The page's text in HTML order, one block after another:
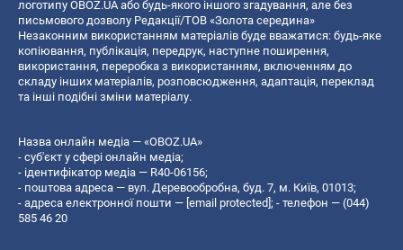
логотипу OBOZ.UA або будь-якого іншого згадування, але без
письмового дозволу Редакції/ТОВ «Золота середина»
Незаконним використанням матеріалів буде вважатися: будь-яке
копiювання, публiкацiя, передрук, наступне поширення,
використання, переробка з використанням, включенням до
складу інших матеріалів, розповсюдження, адаптація, переклад
та інші подібні зміни матеріалу.
Назва онлайн медіа — «OBOZ.UA»
- суб'єкт у сфері онлайн медіа;
- ідентифікатор медіа — R40-06156;
- поштова адреса — вул. Деревообробна, буд. 7, м. Київ, 01013;
- адреса електронної пошти — [email protected] ; - телефон — (044)
585 46 20